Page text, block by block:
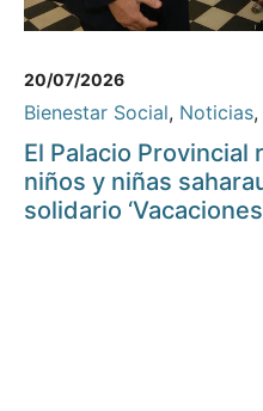
20/07/2026
Bienestar Social, Noticias,
El Palacio Provincial
niños y niñas
solidario